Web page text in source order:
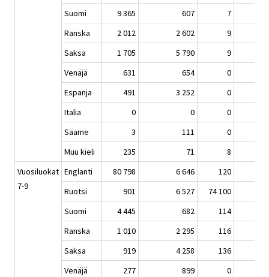
Suomi
9 365 607
7
Ranska
2 012 2 602
9
Saksa
1 705 5 790
9
Venäjä
631 654
0
Espanja
491 3 252
0
Italia
0 0
0
Saame
3 111
0
Muu kieli
235 71
8
Vuosiluokat
7-9
Englanti 80 798 6 646 120
Ruotsi
901 6 527
74 100
Suomi
4 445 682
114
Ranska
1 010 2 295 116
Saksa
919 4 258 136
Venäjä
277 899 0